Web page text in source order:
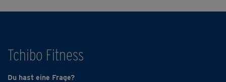
Tchibo Fitness
Du hast eine Frage?